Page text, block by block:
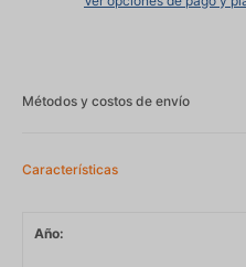
Métodos y costos de envío
Características
Año